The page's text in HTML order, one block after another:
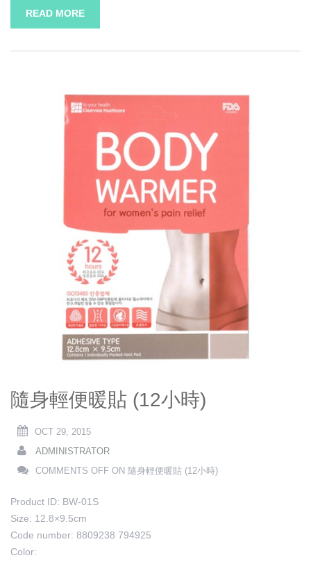
READ MORE
隨身輕便暖貼 (12小時)
OCT 29, 2015
ADMINISTRATOR
COMMENTS OFF ON 隨身輕便暖貼 (12小時)
Product ID: BW-01S
Size: 12.8×9.5cm
Code number: 8809238 794925
Color: